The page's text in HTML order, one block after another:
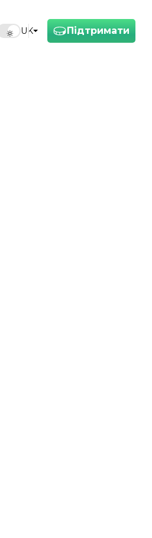
Підтримати
UK